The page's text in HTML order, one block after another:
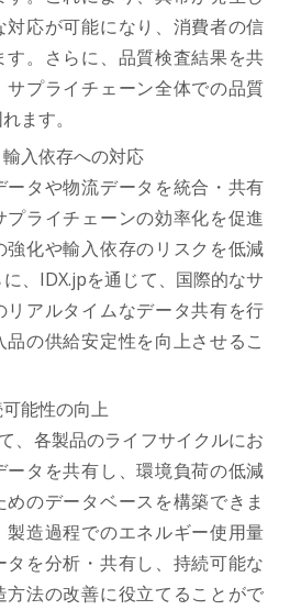
対応が可能になり、消費者の信
す。さらに、品質検査結果を共
サプライチェーン全体での品質
ます。
入依存への対応
ータや物流データを統合・共有
プライチェーンの効率化を促進
強化や輸入依存のリスクを低減
、IDX.jpを通じて、国際的なサ
リアルタイムなデータ共有を行
品の供給安定性を向上させるこ
能性の向上
、各製品のライフサイクルにお
ータを共有し、環境負荷の低減
のデータベースを構築できま
製造過程でのエネルギー使用量
タを分析・共有し、持続可能な
方法の改善に役立てることがで